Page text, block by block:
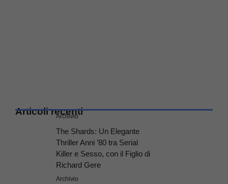
Articoli recenti
Archivio
The Shards: Un Elegante
Thriller Anni ’80 tra Serial
Killer e Sesso, con il Figlio di
Richard Gere
Archivio